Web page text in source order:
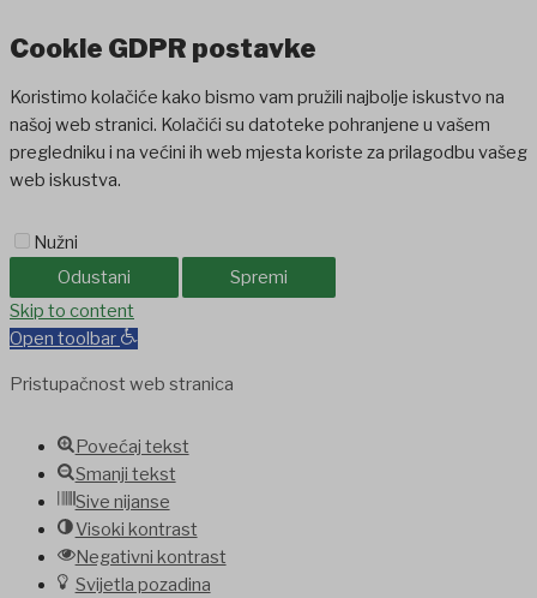
Cookie GDPR postavke
Koristimo kolačiće kako bismo vam pružili najbolje iskustvo na
našoj web stranici. Kolačići su datoteke pohranjene u vašem
pregledniku i na većini ih web mjesta koriste za prilagodbu vašeg
web iskustva.
Nužni
Odustani
Spremi
jojobetholiganbet
Skip to content
Open toolbar
Pristupačnost web stranica
Povećaj tekst
Smanji tekst
Sive nijanse
Visoki kontrast
Negativni kontrast
Svijetla pozadina